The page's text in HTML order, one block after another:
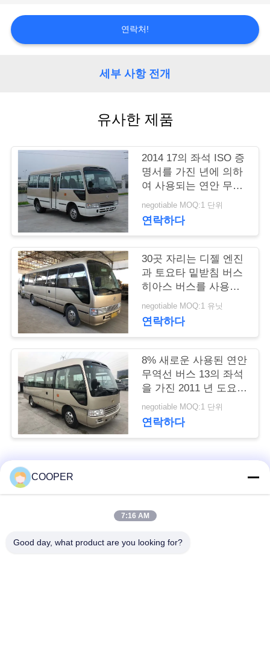
품
질
락
인
용
문
을
구
하
세
요
트
연락처!
세부 사항 전개
유사한 제품
2014 17의 좌석 ISO 증
명서를 가진 년에 의하
여 사용되는 연안 무역
선 버스 도요타 상표
negotiable MOQ:1 단위
연락하다
30곳 자리는 디젤 엔진
과 토요타 밑받침 버스
히아스 버스를 사용했
습니다
negotiable MOQ:1 유닛
연락하다
8% 새로운 사용된 연안
무역선 버스 13의 좌석
을 가진 2011 년 도요타
상표
negotiable MOQ:1 단위
연락하다
Yutong 사용된 버스
COOPER
7:16 AM
Good day, what product are you looking for?